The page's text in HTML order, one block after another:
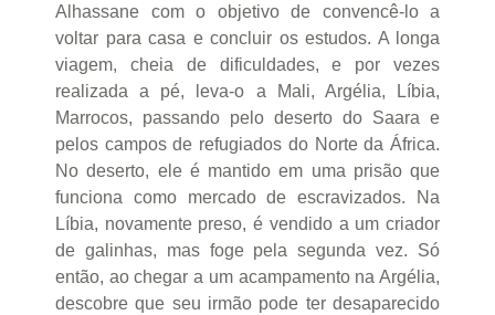
Alhassane com o objetivo de convencê-lo a
voltar para casa e concluir os estudos. A longa
viagem, cheia de dificuldades, e por vezes
realizada a pé, leva-o a Mali, Argélia, Líbia,
Marrocos, passando pelo deserto do Saara e
pelos campos de refugiados do Norte da África.
No deserto, ele é mantido em uma prisão que
funciona como mercado de escravizados. Na
Líbia, novamente preso, é vendido a um criador
de galinhas, mas foge pela segunda vez. Só
então, ao chegar a um acampamento na Argélia,
descobre que seu irmão pode ter desaparecido